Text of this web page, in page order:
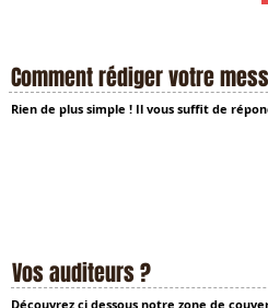
Comment rédiger votre
Rien de plus simple ! Il vous suffit de
Vos auditeurs ?
Découvrez ci dessous notre zone de